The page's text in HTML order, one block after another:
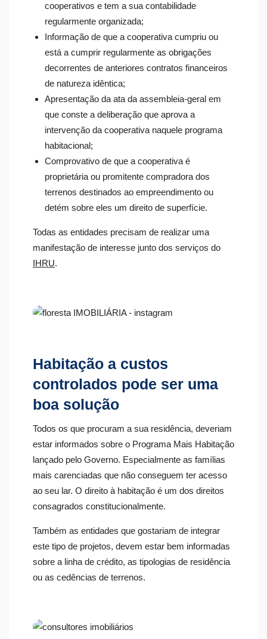
cooperativos e tem a sua contabilidade
regularmente organizada;
Informação de que a cooperativa cumpriu ou
está a cumprir regularmente as obrigações
decorrentes de anteriores contratos financeiros
de natureza idêntica;
Apresentação da ata da assembleia-geral em
que conste a deliberação que aprova a
intervenção da cooperativa naquele programa
habitacional;
Comprovativo de que a cooperativa é
proprietária ou promitente compradora dos
terrenos destinados ao empreendimento ou
detém sobre eles um direito de superfície.
Todas as entidades precisam de realizar uma
manifestação de interesse junto dos serviços do
IHRU.
Habitação a custos
controlados pode ser uma
boa solução
Todos os que procuram a sua residência, deveriam
estar informados sobre o Programa Mais Habitação
lançado pelo Governo. Especialmente as famílias
mais carenciadas que não conseguem ter acesso
ao seu lar. O direito à habitação é um dos direitos
consagrados constitucionalmente.
Também as entidades que gostariam de integrar
este tipo de projetos, devem estar bem informadas
sobre a linha de crédito, as tipologias de residência
ou as cedências de terrenos.